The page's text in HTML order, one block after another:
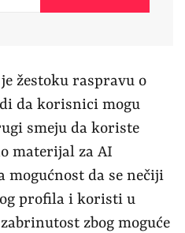
žestoku raspravu o
da korisnici mogu
smeju da koriste
materijal za AI
mogućnost da se nečiji
profila i koristi u
zbog moguće